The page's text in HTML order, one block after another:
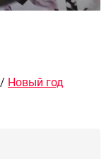
/ Новый год